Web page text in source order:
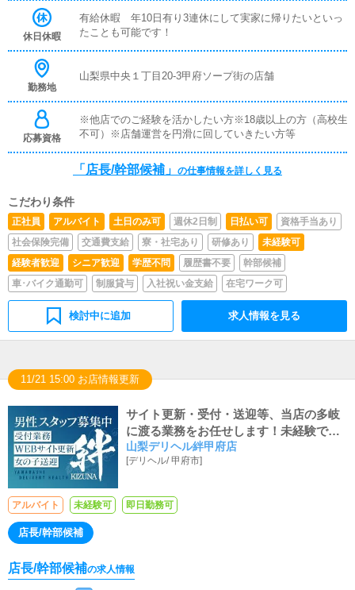
ール確認◎その他清掃や備品管理等、店舗運営のサポート
業務受付業務がメインとなります。業務全般に慣れていた
休日休暇
有給休暇 年10日有り3連休にして実家に帰りたいといっ
たことも可能です！
勤務地
山梨県中央１丁目20-3甲府ソープ街の店舗
応募資格
※他店でのご経験を活かしたい方※18歳以上の方（高校生
不可）※店舗運営を円滑に回していきたい方等
「店長/幹部候補」 の仕事情報を詳しく見る
こだわり条件
正社員 アルバイト 土日のみ可 週休2日制 日払い可
資格手当あり
社会保険完備
交通費支給 寮・社宅あり 研修あり
未経験可
経験者歓迎
シニア歓迎 学歴不問 履歴書不要
幹部候補
車･バイク通勤可
制服貸与 入社祝い金支給 在宅ワーク可
検討中に追加 求人情報を見る
11/21 15:00 お店情報更新
サイト更新・受付・送迎等、当店の多岐
に渡る業務をお任せします！未経験でも
しっかりと教えます！
山梨デリヘル絆甲府店
[デリヘル/甲府市]
アルバイト 未経験可 即日勤務可
店長/幹部候補
店長/幹部候補の求人情報